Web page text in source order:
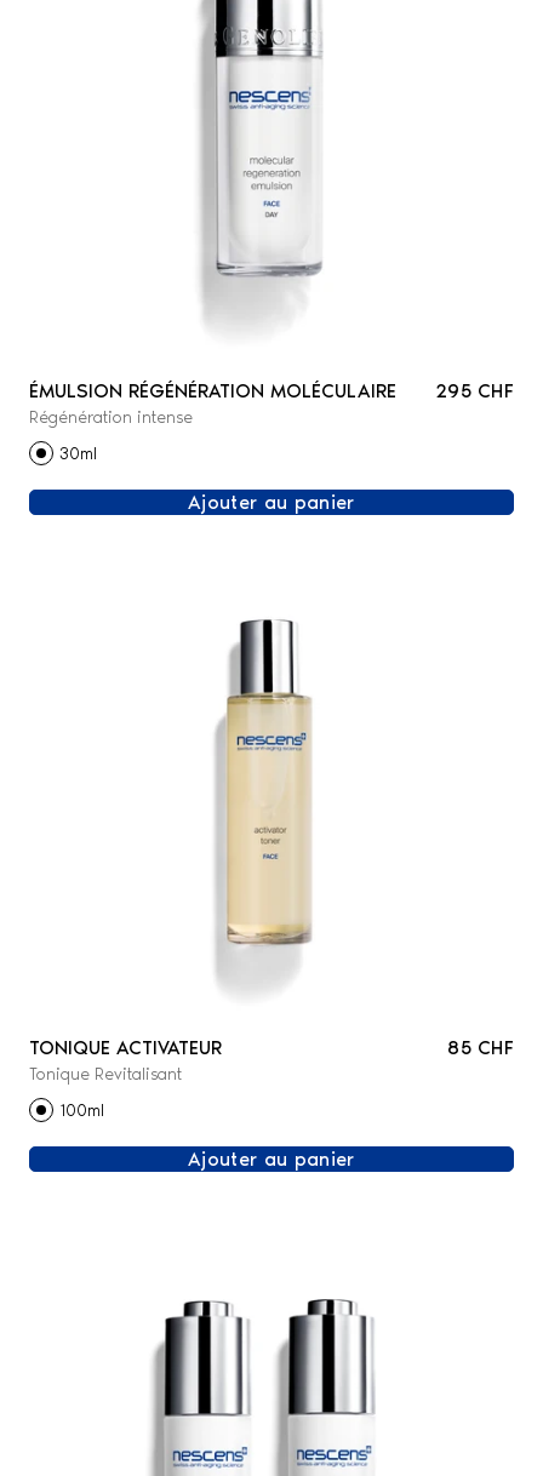
ÉMULSION RÉGÉNÉRATION MOLÉCULAIRE
Régénération intense
295 CHF
30ml
Ajouter au panier
TONIQUE ACTIVATEUR
Tonique Revitalisant
85 CHF
100ml
Ajouter au panier